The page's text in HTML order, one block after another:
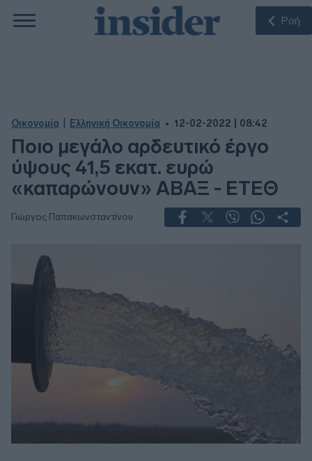
Ροή
Οικονομία Ελληνική Οικονομία 12-02-2022 | 08:42
Ποιο μεγάλο αρδευτικό έργο
ύψους 41,5 εκατ. ευρώ
«καπαρώνουν» ΑΒΑΞ - ΕΤΕΘ
Γιώργος Παπακωνσταντίνου